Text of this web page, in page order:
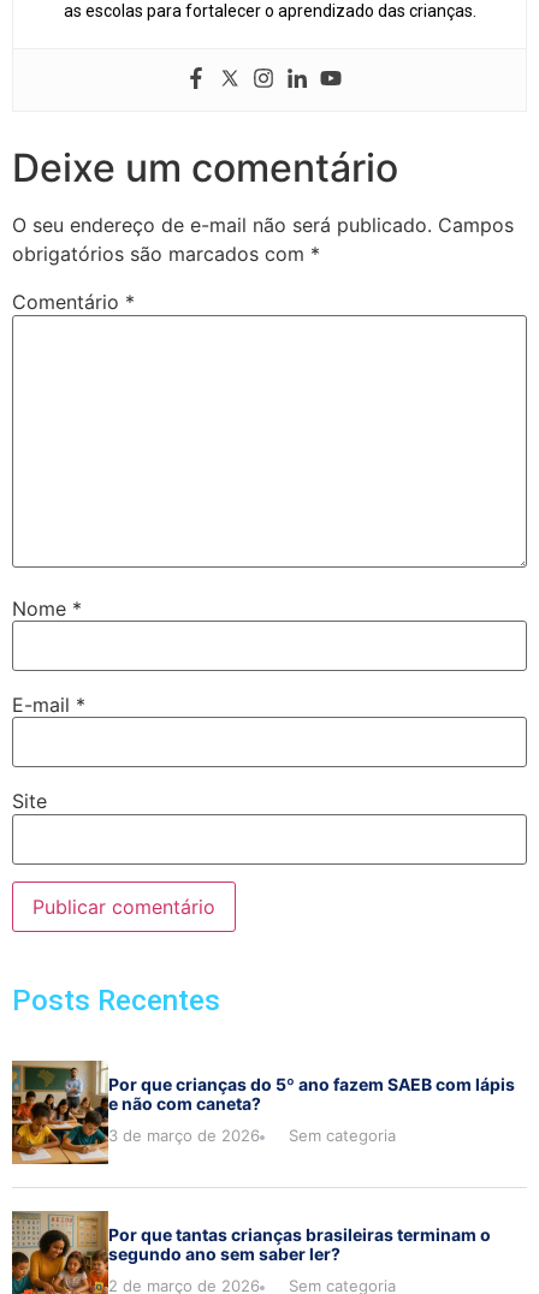
as escolas para fortalecer o aprendizado das crianças.
Deixe um comentário
O seu endereço de e-mail não será publicado. Campos
obrigatórios são marcados com *
Comentário *
Nome *
E-mail *
Site
Posts Recentes
Por que crianças do 5º ano fazem SAEB com lápis
e não com caneta?
3 de março de 2026 Sem categoria
Por que tantas crianças brasileiras terminam o
segundo ano sem saber ler?
2 de março de 2026 Sem categoria